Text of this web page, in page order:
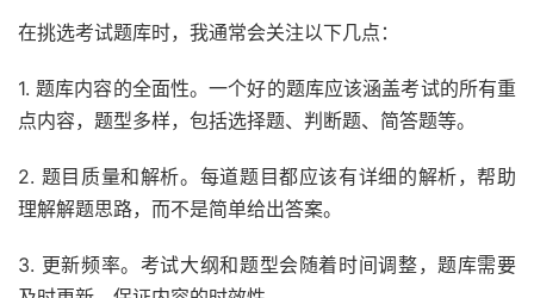
在挑选考试题库时，我通常会关注以下几点：
1. 题库内容的全面性。一个好的题库应该涵盖考试的所有重
点内容，题型多样，包括选择题、判断题、简答题等。
2. 题目质量和解析。每道题目都应该有详细的解析，帮助
理解解题思路，而不是简单给出答案。
3. 更新频率。考试大纲和题型会随着时间调整，题库需要